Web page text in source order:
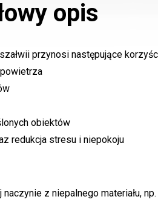
opis
przynosi następujące
obiektów
redukcja stresu i niepokoju
z niepalnego materiału,